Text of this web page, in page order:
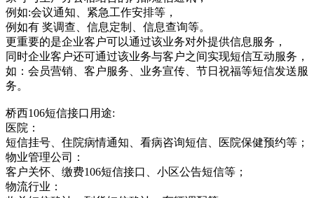
例如:会议通知、紧急工作安排等，
例如有 奖调查、信息定制、信息查询等。
更重要的是企业客户可以通过该业务对外提供信息服务，
同时企业客户还可通过该业务与客户之间实现短信互动服务，
如：会员营销、客户服务、业务宣传、节日祝福等短信发送服
务。
桥西106短信接口用途:
医院：
短信挂号、住院病情通知、看病咨询短信、医院保健预约等；
物业管理公司：
客户关怀、缴费106短信接口、小区公告短信等；
物流行业：